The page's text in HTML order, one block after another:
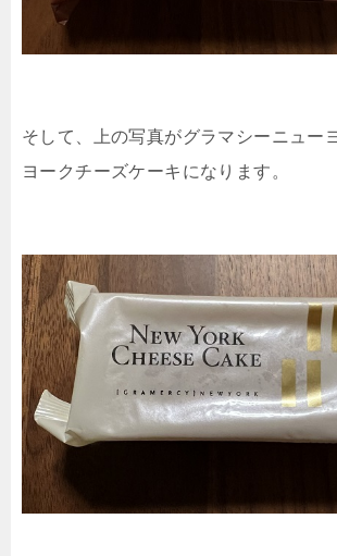
そして、上の写真がグラマシーニュー
ヨークチーズケーキになります。